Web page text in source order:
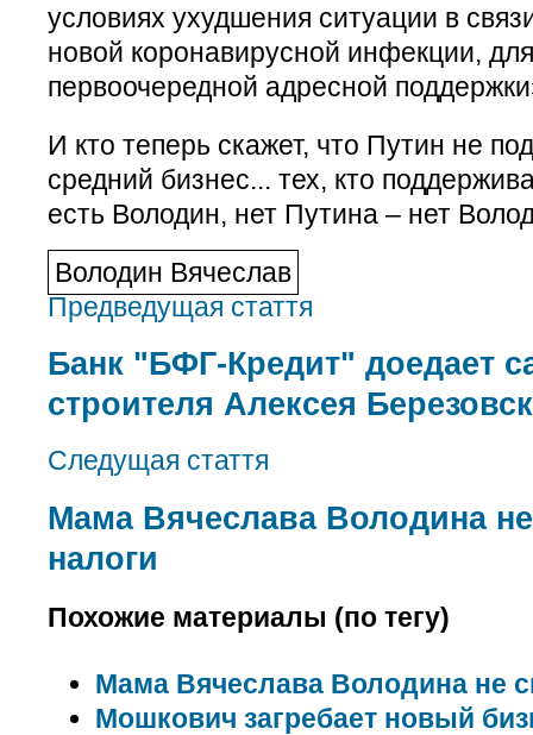
условиях ухудшения ситуации в
новой коронавирусной инфекции,
первоочередной адресной
И кто теперь скажет, что Путин не
средний бизнес... тех, кто
есть Володин, нет Путина – нет
Володин Вячеслав
Предведущая стаття
Банк "БФГ-Кредит" доедает
строителя Алексея
Следущая стаття
Мама Вячеслава Володина
налоги
Похожие материалы (по тегу)
Мама Вячеслава Володина не
Мошкович загребает новый